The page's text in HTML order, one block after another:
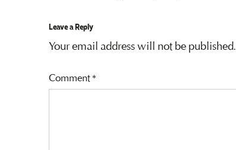
Leave a Reply
Your email address will not be published.
Comment*